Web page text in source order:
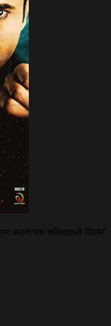
करती एक शक्तिशाली फिल्म”